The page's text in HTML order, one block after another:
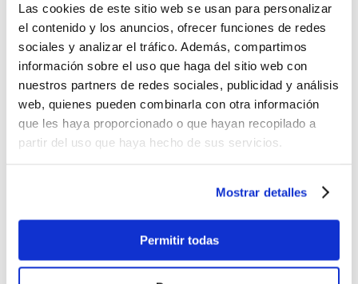
Las cookies de este sitio web se usan para personalizar
el contenido y los anuncios, ofrecer funciones de redes
sociales y analizar el tráfico. Además, compartimos
información sobre el uso que haga del sitio web con
nuestros partners de redes sociales, publicidad y análisis
web, quienes pueden combinarla con otra información
que les haya proporcionado o que hayan recopilado a
partir del uso que haya hecho de sus servicios.
Mostrar detalles
Permitir todas
$7.80
-
+
Lo quiero
%OFF
Tinta Canon Cyan GI 190C
Tinta Epson Cyan 664
$14.75